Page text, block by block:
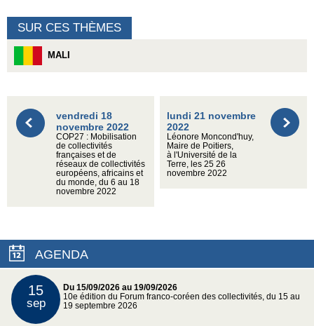
SUR CES THÈMES
MALI
vendredi 18
novembre 2022
COP27 : Mobilisation
de collectivités
françaises et de
réseaux de collectivités
européens, africains et
du monde, du 6 au 18
novembre 2022
lundi 21 novembre
2022
Léonore Moncond'huy,
Maire de Poitiers,
à l'Université de la
Terre, les 25 26
novembre 2022
AGENDA
15
sep
Du 15/09/2026 au 19/09/2026
10e édition du Forum franco-coréen des collectivités, du 15 au
19 septembre 2026